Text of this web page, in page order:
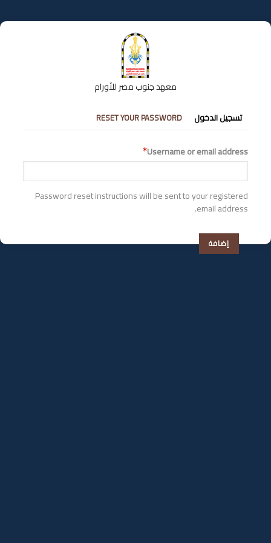
إلى
المحتوى
معهد جنوب مصر للأورام
التبويبات
الأساسية
تسجيل الدخول RESET YOUR PASSWORD
Username or email address
Password reset instructions will be sent to your registered
email address.